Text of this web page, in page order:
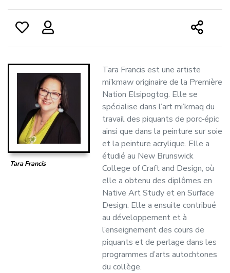
Tara Francis
Tara Francis est une artiste
mi’kmaw originaire de la Première
Nation Elsipogtog. Elle se
spécialise dans l’art mi’kmaq du
travail des piquants de porc‑épic
ainsi que dans la peinture sur soie
et la peinture acrylique. Elle a
étudié au New Brunswick
College of Craft and Design, où
elle a obtenu des diplômes en
Native Art Study et en Surface
Design. Elle a ensuite contribué
au développement et à
l’enseignement des cours de
piquants et de perlage dans les
programmes d’arts autochtones
du collège.